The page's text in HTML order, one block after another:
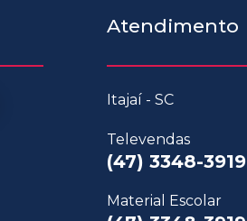
Atendimento
Itajaí - SC
Televendas
(47) 3348-3919
Material Escolar